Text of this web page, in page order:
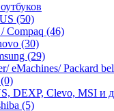
(50)
Compaq (46)
(30)
(29)
eMachines/ Packard
DEXP, Clevo, MSI и
(5)